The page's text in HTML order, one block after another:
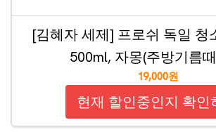
[김혜자 세제] 프로쉬 독일 청
500ml, 자몽(주방기름
19,000원
현재 할인중인지 확인